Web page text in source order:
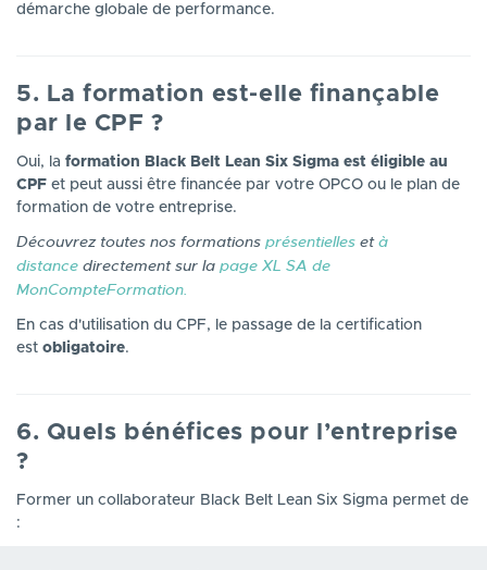
démarche globale de performance.
5. La formation est-elle finançable
par le CPF ?
Oui, la formation Black Belt Lean Six Sigma est éligible au
CPF et peut aussi être financée par votre OPCO ou le plan de
formation de votre entreprise.
Découvrez toutes nos formations présentielles età
distance directement sur la page XL SA de
MonCompteFormation.
En cas d'utilisation du CPF, le passage de la certification
est obligatoire.
6. Quels bénéfices pour l’entreprise
?
Former un collaborateur Black Belt Lean Six Sigma permet de
: